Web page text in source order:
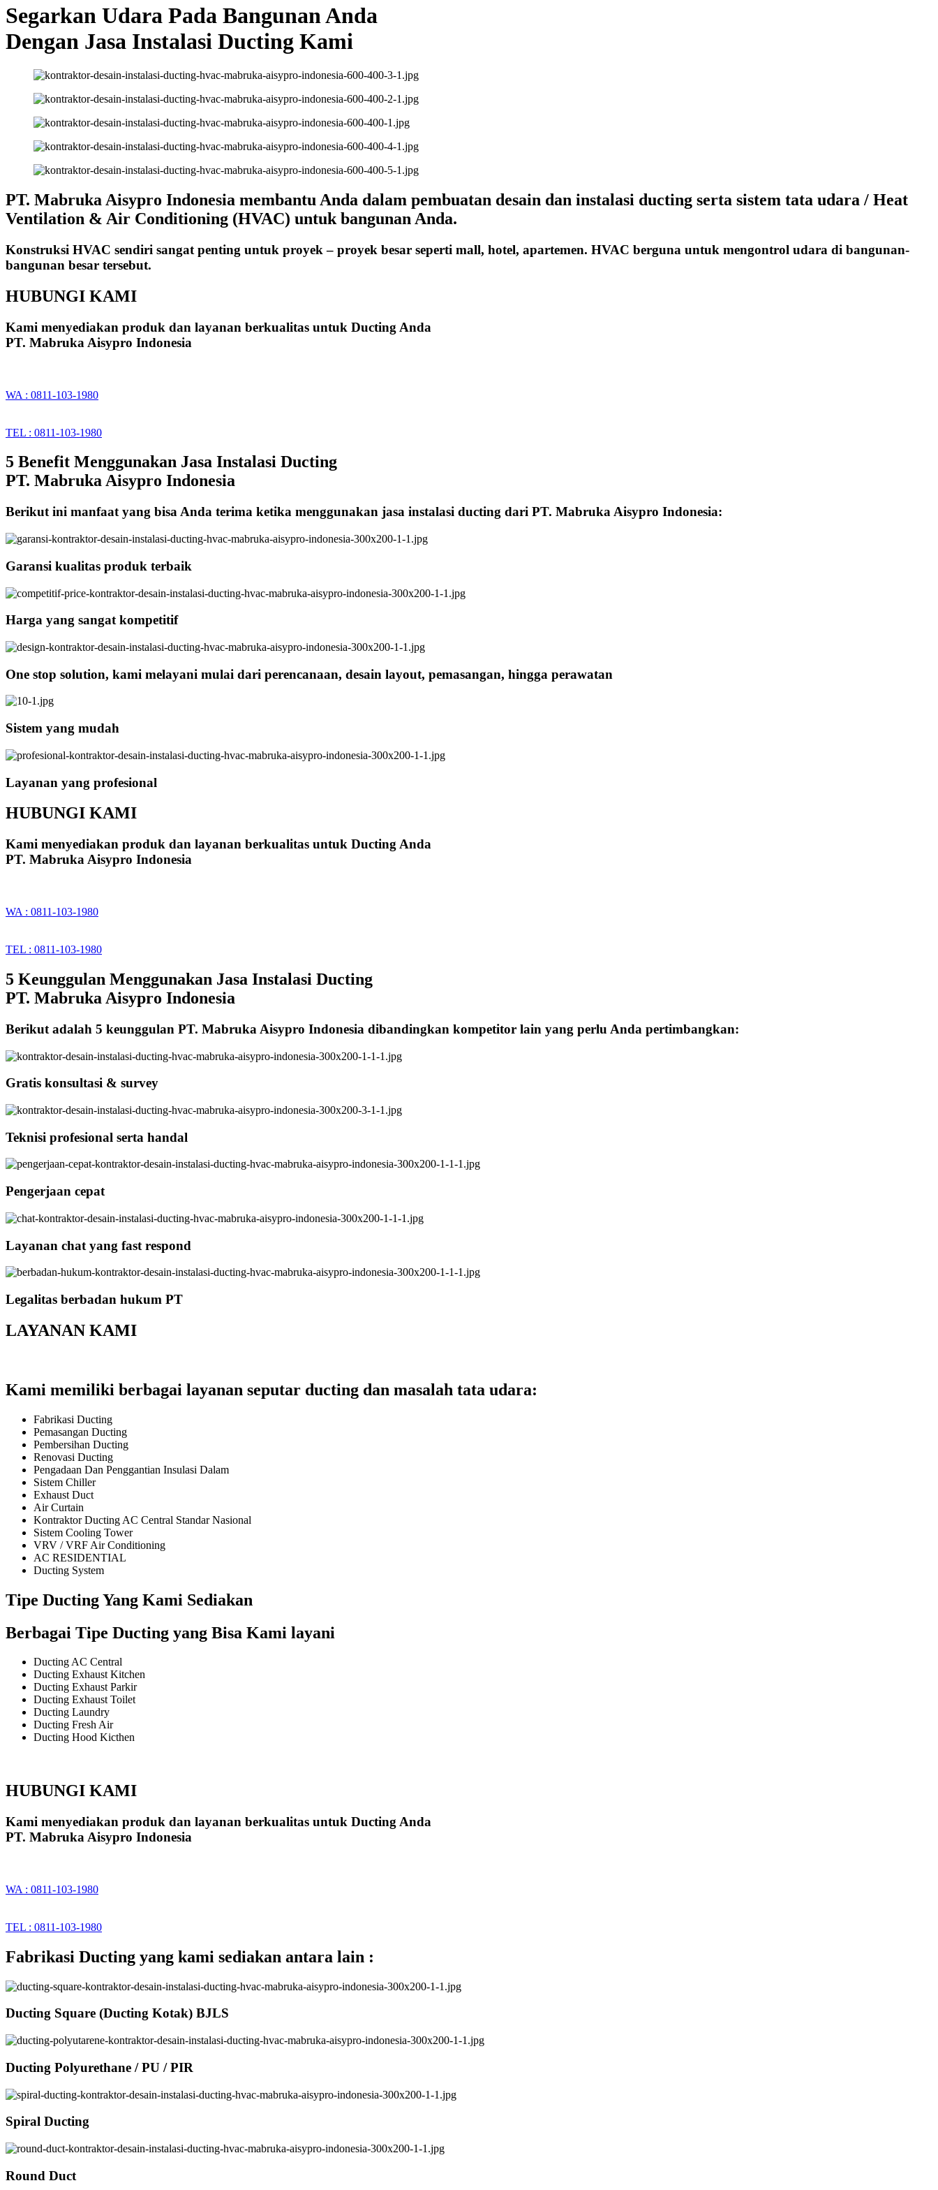
Segarkan Udara Pada Bangunan Anda
Dengan Jasa Instalasi Ducting Kami
PT. Mabruka Aisypro Indonesia membantu Anda dalam pembuatan desain dan instalasi ducting serta sistem tata udara / Heat
Ventilation & Air Conditioning (HVAC) untuk bangunan Anda.
Konstruksi HVAC sendiri sangat penting untuk proyek – proyek besar seperti mall, hotel, apartemen. HVAC berguna untuk mengontrol udara di bangunan-
bangunan besar tersebut.
HUBUNGI KAMI
Kami menyediakan produk dan layanan berkualitas untuk Ducting Anda
PT. Mabruka Aisypro Indonesia
WA : 0811-103-1980
TEL : 0811-103-1980
5 Benefit Menggunakan Jasa Instalasi Ducting
PT. Mabruka Aisypro Indonesia
Berikut ini manfaat yang bisa Anda terima ketika menggunakan jasa instalasi ducting dari PT. Mabruka Aisypro Indonesia:
Garansi kualitas produk terbaik
Harga yang sangat kompetitif
One stop solution, kami melayani mulai dari perencanaan, desain layout, pemasangan, hingga perawatan
Sistem yang mudah
Layanan yang profesional
HUBUNGI KAMI
Kami menyediakan produk dan layanan berkualitas untuk Ducting Anda
PT. Mabruka Aisypro Indonesia
WA : 0811-103-1980
TEL : 0811-103-1980
5 Keunggulan Menggunakan Jasa Instalasi Ducting
PT. Mabruka Aisypro Indonesia
Berikut adalah 5 keunggulan PT. Mabruka Aisypro Indonesia dibandingkan kompetitor lain yang perlu Anda pertimbangkan:
Gratis konsultasi & survey
Teknisi profesional serta handal
Pengerjaan cepat
Layanan chat yang fast respond
Legalitas berbadan hukum PT
LAYANAN KAMI
Kami memiliki berbagai layanan seputar ducting dan masalah tata udara:
Fabrikasi Ducting
Pemasangan Ducting
Pembersihan Ducting
Renovasi Ducting
Pengadaan Dan Penggantian Insulasi Dalam
Sistem Chiller
Exhaust Duct
Air Curtain
Kontraktor Ducting AC Central Standar Nasional
Sistem Cooling Tower
VRV / VRF Air Conditioning
AC RESIDENTIAL
Ducting System
Tipe Ducting Yang Kami Sediakan
Berbagai Tipe Ducting yang Bisa Kami layani
Ducting AC Central
Ducting Exhaust Kitchen
Ducting Exhaust Parkir
Ducting Exhaust Toilet
Ducting Laundry
Ducting Fresh Air
Ducting Hood Kicthen
HUBUNGI KAMI
Kami menyediakan produk dan layanan berkualitas untuk Ducting Anda
PT. Mabruka Aisypro Indonesia
WA : 0811-103-1980
TEL : 0811-103-1980
Fabrikasi Ducting yang kami sediakan antara lain :
Ducting Square (Ducting Kotak) BJLS
Ducting Polyurethane / PU / PIR
Spiral Ducting
Round Duct